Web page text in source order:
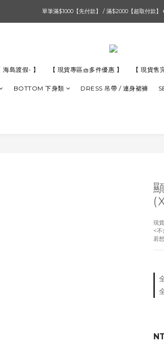
單筆滿$1000【先付款】 / 滿$2000【超取付款】
單筆滿$1000【先付款】 / 滿$2000【超取付款】
海島渡假- 】 【 現貨專區🧺多件優惠 】 【 現貨售
BOTTOM 下身類 DRESS 吊帶 / 連身裙褲
現
<不
若